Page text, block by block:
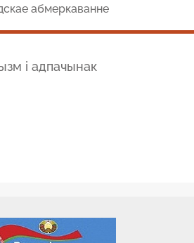
абмеркаванне
і адпачынак